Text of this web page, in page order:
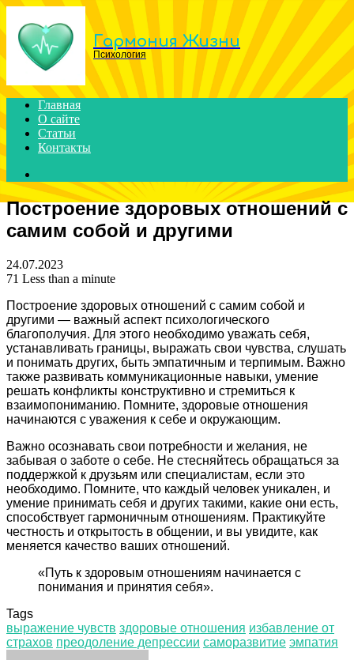
Menu
Гармония Жизни
Психология
Главная
О сайте
Статьи
Контакты
for
Построение здоровых отношений с
самим собой и другими
24.07.2023
71 Less than a minute
Построение здоровых отношений с самим собой и
другими — важный аспект психологического
благополучия. Для этого необходимо уважать себя,
устанавливать границы, выражать свои чувства, слушать
и понимать других, быть эмпатичным и терпимым. Важно
также развивать коммуникационные навыки, умение
решать конфликты конструктивно и стремиться к
взаимопониманию. Помните, здоровые отношения
начинаются с уважения к себе и окружающим.
Важно осознавать свои потребности и желания, не
забывая о заботе о себе. Не стесняйтесь обращаться за
поддержкой к друзьям или специалистам, если это
необходимо. Помните, что каждый человек уникален, и
умение принимать себя и других такими, какие они есть,
способствует гармоничным отношениям. Практикуйте
честность и открытость в общении, и вы увидите, как
меняется качество ваших отношений.
«Путь к здоровым отношениям начинается с
понимания и принятия себя».
Tags
выражение чувств здоровые отношения избавление от
страхов преодоление депрессии саморазвитие эмпатия